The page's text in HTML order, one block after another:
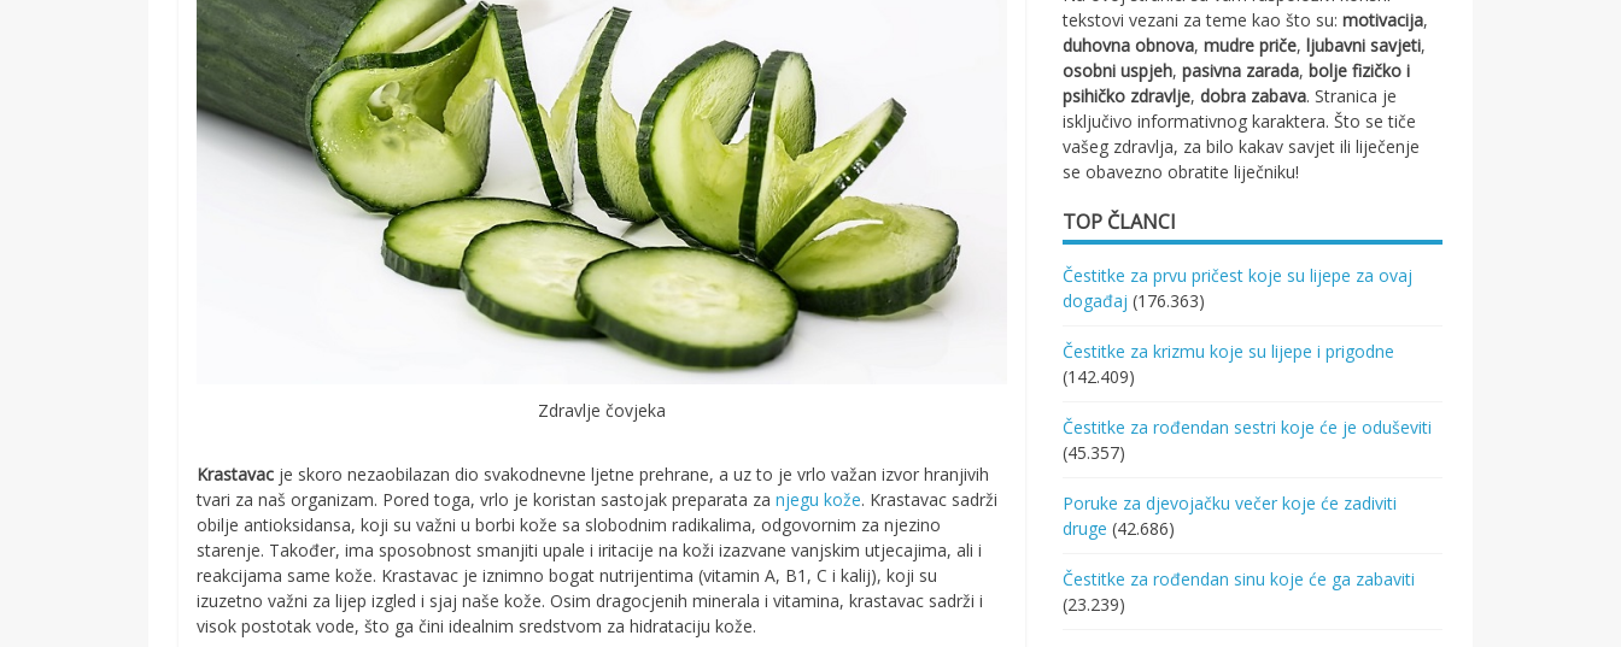
Zdravlje čovjeka
Krastavac je skoro nezaobilazan dio svakodnevne ljetne prehrane, a uz to je vrlo važan izvor hranjivih
tvari za naš organizam. Pored toga, vrlo je koristan sastojak preparata zanjegu kože. Krastavac sadrži
obilje antioksidansa, koji su važni u borbi kože sa slobodnim radikalima, odgovornim za njezino
starenje. Također, ima sposobnost smanjiti upale i iritacije na koži izazvane vanjskim utjecajima, ali i
reakcijama same kože. Krastavac je iznimno bogat nutrijentima (vitamin A, B1, C i kalij), koji su
izuzetno važni za lijep izgled i sjaj naše kože. Osim dragocjenih minerala i vitamina, krastavac sadrži i
visok postotak vode, što ga čini idealnim sredstvom za hidrataciju kože.
tekstovi vezani za teme kao što su:motivacija,
duhovna obnova,mudre priče,ljubavni savjeti,
osobni uspjeh,pasivna zarada,bolje fizičko i
psihičko zdravlje,dobra zabava. Stranica je
isključivo informativnog karaktera. Što se tiče
vašeg zdravlja, za bilo kakav savjet ili liječenje
se obavezno obratite liječniku!
TOP ČLANCI
Čestitke za prvu pričest koje su lijepe za ovaj
događaj (176.363)
Čestitke za krizmu koje su lijepe i prigodne
(142.409)
Čestitke za rođendan sestri koje će je oduševiti
(45.357)
Poruke za djevojačku večer koje će zadiviti
druge (42.686)
Čestitke za rođendan sinu koje će ga zabaviti
(23.239)